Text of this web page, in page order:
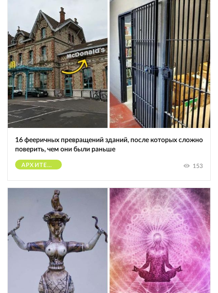
16 фееричных превращений зданий, после которых сложно
поверить, чем они были раньше
АРХИТЕКТУРА 153